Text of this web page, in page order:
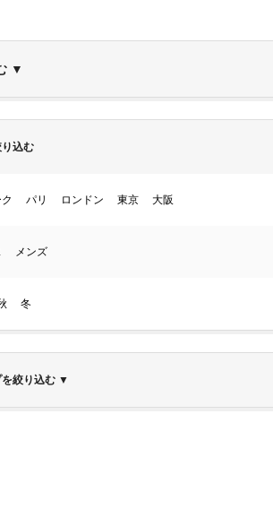
▼
込む
パリ ロンドン 東京 大阪
メンズ
冬
絞り込む ▼